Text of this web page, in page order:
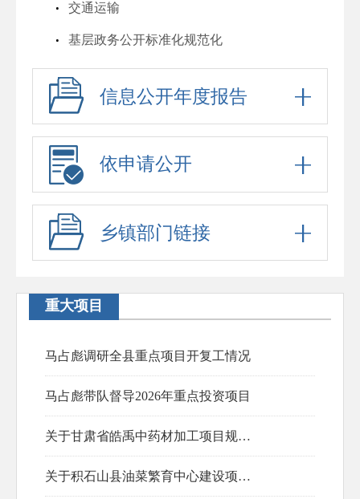
交通运输
基层政务公开标准化规范化
信息公开年度报告
依申请公开
乡镇部门链接
重大项目
马占彪调研全县重点项目开复工情况
2026-03-18
马占彪带队督导2026年重点投资项目
2026-03-03
关于甘肃省皓禹中药材加工项目规划设计方案批前公示
2025-07-28
关于积石山县油菜繁育中心建设项目规划设计方案批前公示